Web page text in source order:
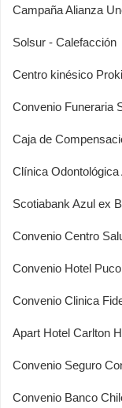
Campaña Alianza
Solsur - Calefacción
Centro kinésico
Convenio Funeraria
Caja de
Clínica Odontológica
Scotiabank Azul ex
Convenio Centro
Convenio Hotel
Convenio Clinica
Apart Hotel Carlton
Convenio Seguro
Convenio Banco